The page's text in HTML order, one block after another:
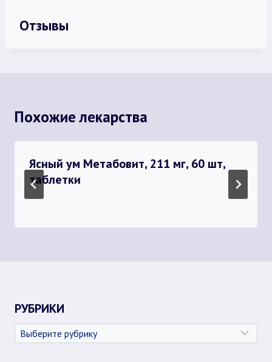
Отзывы
Похожие лекарства
Ясный ум Метабовит, 211 мг, 60 шт,
таблетки
РУБРИКИ
Рубрики